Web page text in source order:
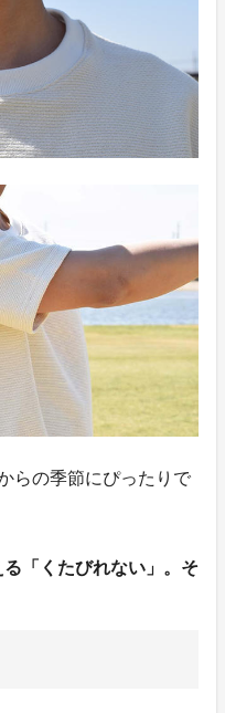
らの季節にぴったりで
「くたびれない」。そ